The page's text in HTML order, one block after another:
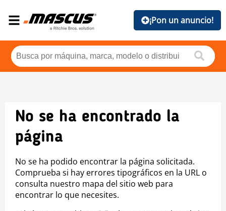
¡Pon un anuncio!
No se ha encontrado la
página
No se ha podido encontrar la página solicitada.
Comprueba si hay errores tipográficos en la URL o
consulta nuestro mapa del sitio web para
encontrar lo que necesites.